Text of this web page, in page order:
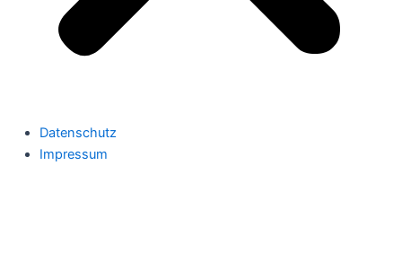
Datenschutz
Impressum